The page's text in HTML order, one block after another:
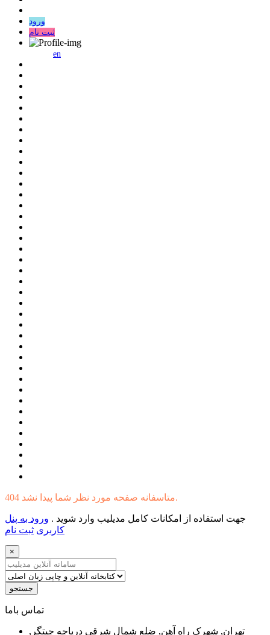
ورود
ثبت نام
en
404 متاسفانه صفحه مورد نظر شما پیدا نشد.
جهت استفاده از امکانات کامل مدیلیب وارد شوید . ورود به پنل
کاربری ثبت نام
×
جستجو
ﺗﻤﺎﺱ ﺑﺎﻣﺎ
تهران, شهرک راه آهن, ضلع شمال شرقی دریاچه چیتگر,